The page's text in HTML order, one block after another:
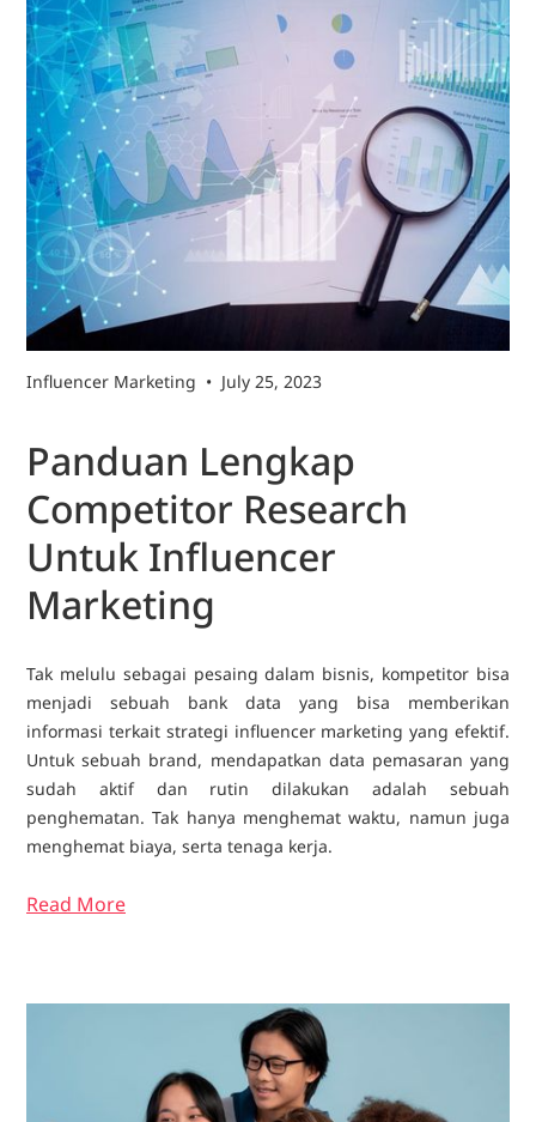
Influencer Marketing • July 25, 2023
Panduan Lengkap
Competitor Research
Untuk Influencer
Marketing
Tak melulu sebagai pesaing dalam bisnis, kompetitor bisa
menjadi sebuah bank data yang bisa memberikan
informasi terkait strategi influencer marketing yang efektif.
Untuk sebuah brand, mendapatkan data pemasaran yang
sudah aktif dan rutin dilakukan adalah sebuah
penghematan. Tak hanya menghemat waktu, namun juga
menghemat biaya, serta tenaga kerja.
Read More